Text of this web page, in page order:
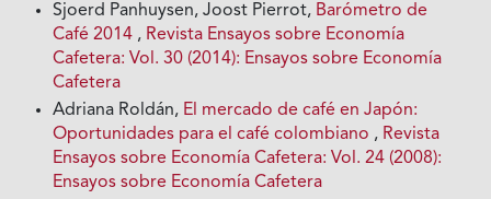
Sjoerd Panhuysen, Joost Pierrot, Barómetro de
Café 2014 , Revista Ensayos sobre Economía
Cafetera: Vol. 30 (2014): Ensayos sobre Economía
Cafetera
Adriana Roldán, El mercado de café en Japón:
Oportunidades para el café colombiano , Revista
Ensayos sobre Economía Cafetera: Vol. 24 (2008):
Ensayos sobre Economía Cafetera